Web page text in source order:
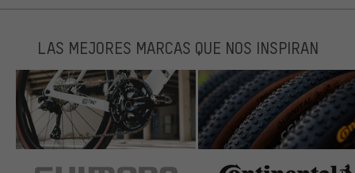
LAS MEJORES MARCAS QUE NOS INSPIRAN